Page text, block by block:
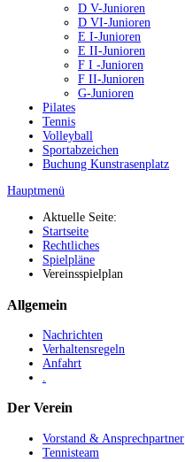
D V-Junioren
D VI-Junioren
E I-Junioren
E II-Junioren
F I -Junioren
F II-Junioren
G-Junioren
Pilates
Tennis
Volleyball
Sportabzeichen
Buchung Kunstrasenplatz
Hauptmenü
Aktuelle Seite:
Startseite
Rechtliches
Spielpläne
Vereinsspielplan
Allgemein
Nachrichten
Verhaltensregeln
Anfahrt
.
Der Verein
Vorstand & Ansprechpartner
Tennisteam